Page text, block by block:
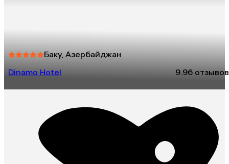
Баку, Азербайджан
Dinamo Hotel
9.96 отзывов